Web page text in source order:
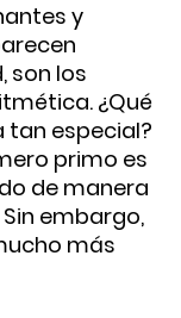
y
son los
¿Qué
tan especial?
primo es
de manera
embargo,
más